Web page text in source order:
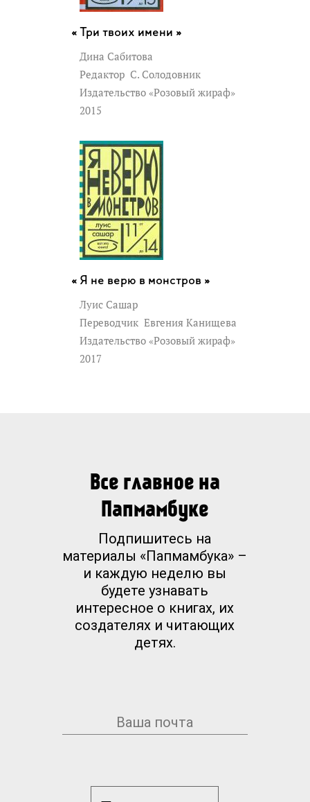
Три твоих имени »
Дина Сабитова
Редактор С. Солодовник
Издательство «Розовый жираф»
2015
Я не верю в монстров »
Луис Сашар
Переводчик Евгения Канищева
Издательство «Розовый жираф»
2017
Все главное на
Папмамбуке
Подпишитесь на
материалы «Папмамбука» –
и каждую неделю вы
будете узнавать
интересное о книгах, их
создателях и читающих
детях.